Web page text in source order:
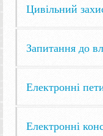
Цивільний
Запитання до
Електронні
Електронні